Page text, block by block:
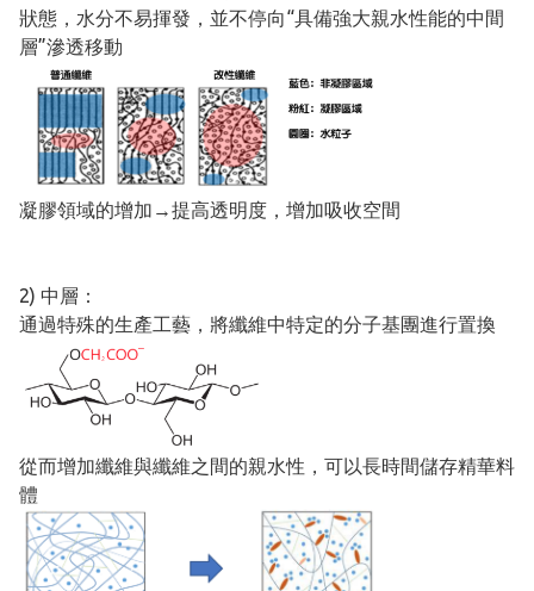
狀態，水分不易揮發，並不停向“具備強大親水性能的中間
層”滲透移動
凝膠領域的增加→提高透明度，增加吸收空間
2) 中層：
通過特殊的生產工藝，將纖維中特定的分子基團進行置換
從而增加纖維與纖維之間的親水性，可以長時間儲存精華料
體